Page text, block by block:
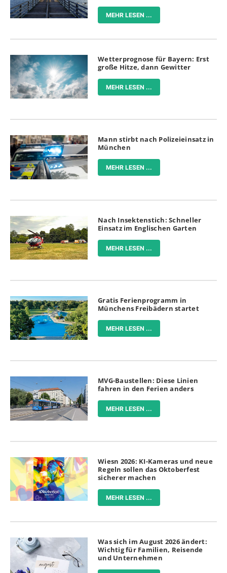
MEHR LESEN ...
Wetterprognose für Bayern: Erst
große Hitze, dann Gewitter
MEHR LESEN ...
Mann stirbt nach Polizeieinsatz in
München
MEHR LESEN ...
Nach Insektenstich: Schneller
Einsatz im Englischen Garten
MEHR LESEN ...
Gratis Ferienprogramm in
Münchens Freibädern startet
MEHR LESEN ...
MVG-Baustellen: Diese Linien
fahren in den Ferien anders
MEHR LESEN ...
Wiesn 2026: KI-Kameras und neue
Regeln sollen das Oktoberfest
sicherer machen
MEHR LESEN ...
Was sich im August 2026 ändert:
Wichtig für Familien, Reisende
und Unternehmen